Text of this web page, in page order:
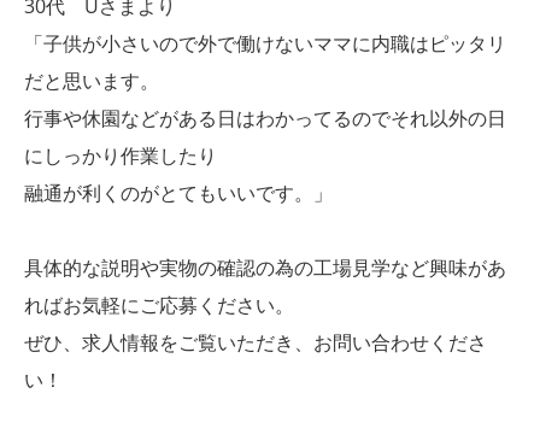
30代 Uさまより
「子供が小さいので外で働けないママに内職はピッタリ
だと思います。
行事や休園などがある日はわかってるのでそれ以外の日
にしっかり作業したり
融通が利くのがとてもいいです。」
具体的な説明や実物の確認の為の工場見学など興味があ
ればお気軽にご応募ください。
ぜひ、求人情報をご覧いただき、お問い合わせくださ
い！